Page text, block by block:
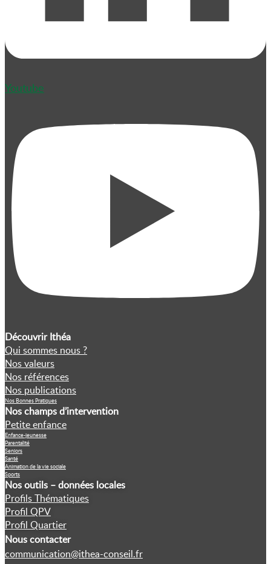
Youtube
Découvrir Ithéa
Qui sommes nous ?
Nos valeurs
Nos références
Nos publications
Nos Bonnes Pratiques
Nos champs d’intervention
Petite enfance
Enfance-jeunesse
Parentalité
Seniors
Santé
Animation de la vie sociale
Sports
Nos outils – données locales
Profils Thématiques
Profil QPV
Profil Quartier
Nous contacter
communication@ithea-conseil.fr